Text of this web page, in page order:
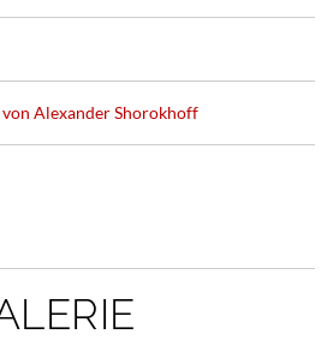
Alexander Shorokhoff